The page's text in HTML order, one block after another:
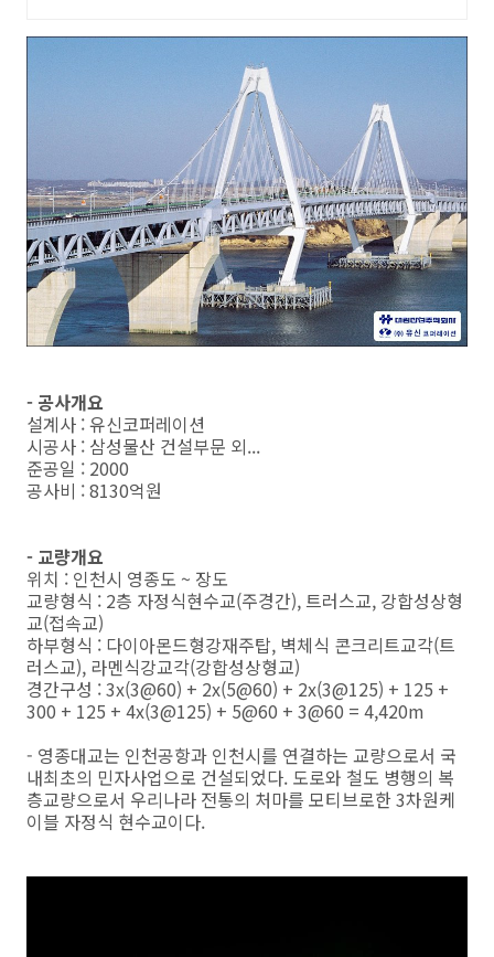
- 공사개요
설계사 : 유신코퍼레이션
시공사 : 삼성물산 건설부문 외...
준공일 : 2000
공사비 : 8130억원
- 교량개요
위치 : 인천시 영종도 ~ 장도
교량형식 : 2층 자정식현수교(주경간), 트러스교, 강합성상형
교(접속교)
하부형식 : 다이아몬드형강재주탑, 벽체식 콘크리트교각(트
러스교), 라멘식강교각(강합성상형교)
경간구성 : 3x(3@60) + 2x(5@60) + 2x(3@125) + 125 +
300 + 125 + 4x(3@125) + 5@60 + 3@60 = 4,420m
- 영종대교는 인천공항과 인천시를 연결하는 교량으로서 국
내최초의 민자사업으로 건설되었다. 도로와 철도 병행의 복
층교량으로서 우리나라 전통의 처마를 모티브로한 3차원케
이블 자정식 현수교이다.